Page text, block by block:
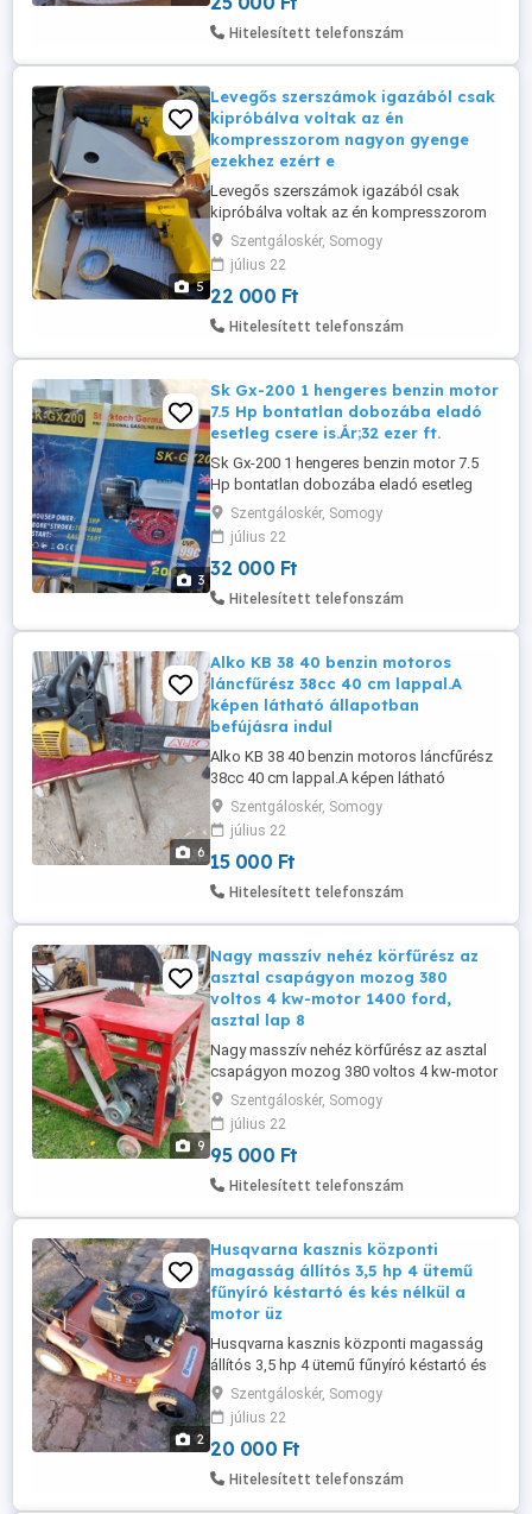
Hitelesített telefonszám
5
Levegős szerszámok igazából csak
kipróbálva voltak az én
kompresszorom nagyon gyenge
ezekhez ezért e
Levegős szerszámok igazából csak
kipróbálva voltak az én kompresszorom
nagyon gyenge ezekhez ezért eladók
közel fél áron..Korlik at4080-at4041 eladó
csere is érdekel több dolgot is be
számolok. ha kell. A 2 sárga 36-38-ezer
volt darabja, .én 22-ezer ft/db adom.
Szentgáloskér, Somogy
július 22
22 000 Ft
Hitelesített telefonszám
3
Sk Gx-200 1 hengeres benzin motor
7.5 Hp bontatlan dobozába eladó
esetleg csere is.Ár;32 ezer ft.
Sk Gx-200 1 hengeres benzin motor 7.5
Hp bontatlan dobozába eladó esetleg
csere is.Ár;32 ezer ft.
Szentgáloskér, Somogy
július 22
32 000 Ft
Hitelesített telefonszám
6
Alko KB 38 40 benzin motoros
láncfűrész 38cc 40 cm lappal.A
képen látható állapotban
befújásra indul
Alko KB 38 40 benzin motoros láncfűrész
38cc 40 cm lappal.A képen látható
állapotban befújásra indul membrán csere
szükséges adatok a neten nálam át
nézhető.Ár;15 ezer ft.
Szentgáloskér, Somogy
július 22
15 000 Ft
Hitelesített telefonszám
9
Nagy masszív nehéz körfűrész az
asztal csapágyon mozog 380
voltos 4 kw-motor 1400 ford,
asztal lap 8
Nagy masszív nehéz körfűrész az asztal
csapágyon mozog 380 voltos 4 kw-motor
1400 ford, asztal lap 86 x 115 cm
magasság 86 cm. A tárcsalap acél 38 cm
(nem betétes) egy élezés ráfér de szépen
fut a képen látható állapotba. Keréken
gurul 2 fogantyú lapos szíjas hajtás 40 x
Szentgáloskér, Somogy
július 22
95 000 Ft
Hitelesített telefonszám
2
Husqvarna kasznis központi
magasság állítós 3,5 hp 4 ütemű
fűnyíró késtartó és kés nélkül a
motor üz
Husqvarna kasznis központi magasság
állítós 3,5 hp 4 ütemű fűnyíró késtartó és
kés nélkül a motor üzemképes
próbálható.20 ezer rft,
Szentgáloskér, Somogy
július 22
20 000 Ft
Hitelesített telefonszám